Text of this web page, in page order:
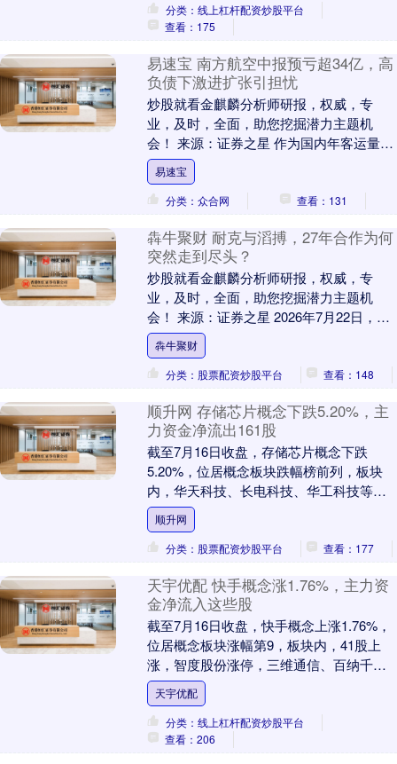
分类：线上杠杆配资炒股平台
查看：175
易速宝 南方航空中报预亏超34亿，高
负债下激进扩张引担忧
炒股就看金麒麟分析师研报，权威，专
业，及时，全面，助您挖掘潜力主题机
会！ 来源：证券之星 作为国内年客运量最
大航空公司的南方航空（600029.SH），
2026....
易速宝
分类：众合网
查看：131
犇牛聚财 耐克与滔搏，27年合作为何
突然走到尽头？
炒股就看金麒麟分析师研报，权威，专
业，及时，全面，助您挖掘潜力主题机
会！ 来源：证券之星 2026年7月22日，港
股开盘的钟声还未散尽，滔搏
（06110.HK）....
犇牛聚财
分类：股票配资炒股平台
查看：148
顺升网 存储芯片概念下跌5.20%，主
力资金净流出161股
截至7月16日收盘，存储芯片概念下跌
5.20%，位居概念板块跌幅榜前列，板块
内，华天科技、长电科技、华工科技等跌
停，澜起科技、江丰电子、天山电子等跌
幅居前，股价....
顺升网
分类：股票配资炒股平台
查看：177
天宇优配 快手概念涨1.76%，主力资
金净流入这些股
截至7月16日收盘，快手概念上涨1.76%，
位居概念板块涨幅第9，板块内，41股上
涨，智度股份涨停，三维通信、百纳千
成、大普微等涨幅居前，分别上涨7.19%、
6....
天宇优配
分类：线上杠杆配资炒股平台
查看：206